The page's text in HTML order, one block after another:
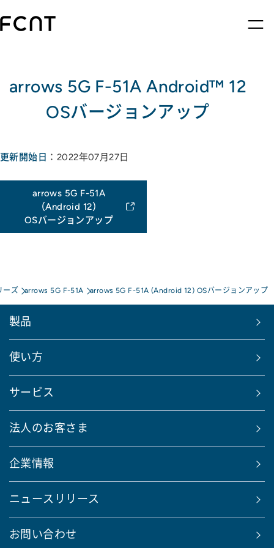
arrows 5G F-51A Android™ 12
OSバージョンアップ
更新開始日 ：2022年07月27日
arrows 5G F-51A
（Android 12）
OSバージョンアップ
ーズ arrows 5G F-51A arrows 5G F-51A (Android 12) OSバージョンアップ
製品
使い方
サービス
法人のお客さま
企業情報
ニュースリリース
お問い合わせ